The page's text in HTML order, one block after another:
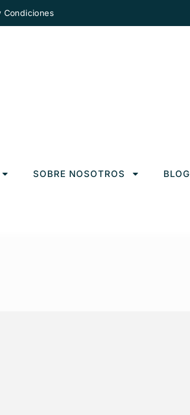
Condiciones
SOBRE NOSOTROS BLOG